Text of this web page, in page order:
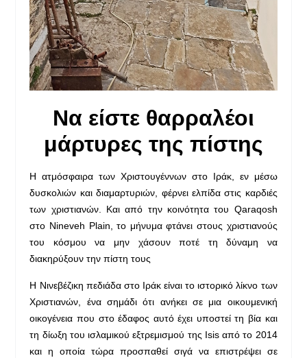
Να είστε θαρραλέοι
μάρτυρες της πίστης
Η ατμόσφαιρα των Χριστουγέννων στο Ιράκ, εν μέσω
δυσκολιών και διαμαρτυριών, φέρνει ελπίδα στις καρδιές
των χριστιανών. Και από την κοινότητα του Qaraqosh
στο Nineveh Plain, το μήνυμα φτάνει στους χριστιανούς
του κόσμου να μην χάσουν ποτέ τη δύναμη να
διακηρύξουν την πίστη τους
Η Νινεβέζικη πεδιάδα στο Ιράκ είναι το ιστορικό λίκνο των
Χριστιανών, ένα σημάδι ότι ανήκει σε μια οικουμενική
οικογένεια που στο έδαφος αυτό έχει υποστεί τη βία και
τη δίωξη του ισλαμικού εξτρεμισμού της Isis από το 2014
και η οποία τώρα προσπαθεί σιγά να επιστρέψει σε